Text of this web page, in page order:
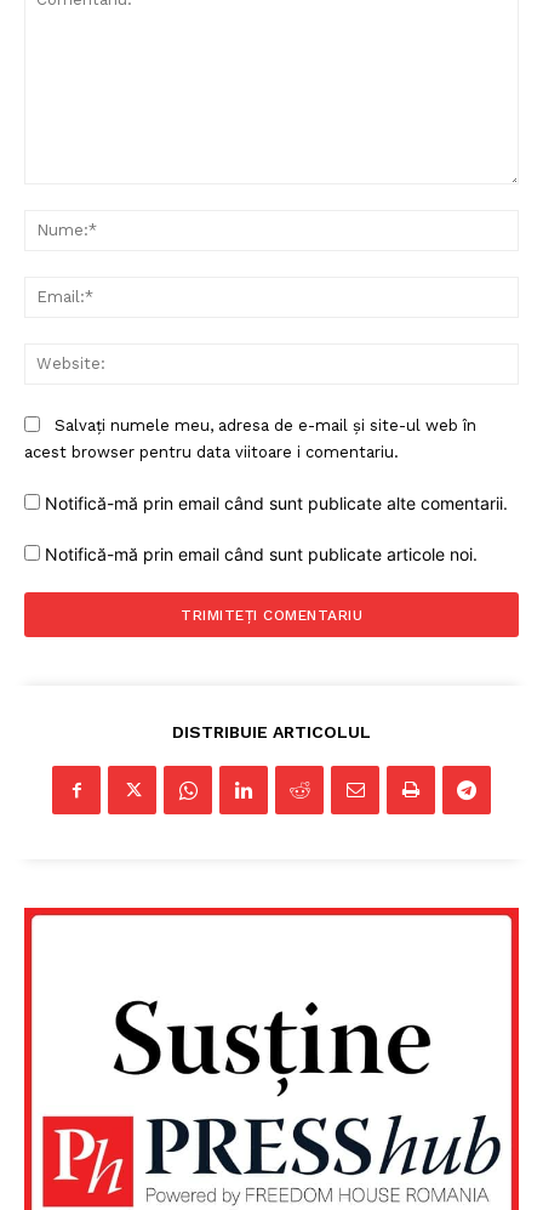
FREEDOM HOUSE ROMÂNIA
PRESShub
Despre noi / Echipa
Salvați numele meu, adresa de e-mail și site-ul web în
acest browser pentru data viitoare i comentariu.
Notifică-mă prin email când sunt publicate alte comentarii.
Notifică-mă prin email când sunt publicate articole noi.
DISTRIBUIE ARTICOLUL